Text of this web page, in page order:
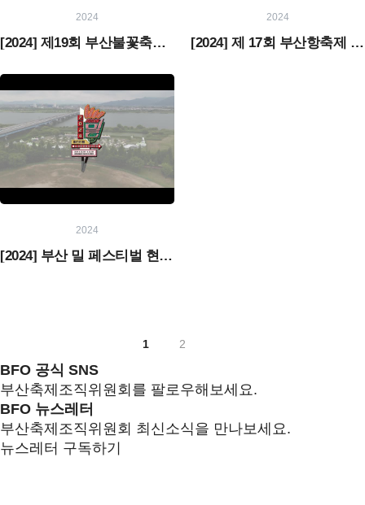
2024
[2024] 제19회 부산불꽃축제 홍보영상✨
2024
2024
[2024] 부산 밀 페스티벌 현장스케치
1 2
BFO 공식 SNS
부산축제조직위원회를 팔로우해보세요.
BFO 뉴스레터
부산축제조직위원회 최신소식을 만나보세요.
뉴스레터 구독하기